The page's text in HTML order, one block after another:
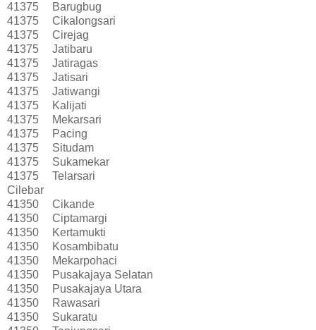
41375
Barugbug
41375
Cikalongsari
41375
Cirejag
41375
Jatibaru
41375
Jatiragas
41375
Jatisari
41375
Jatiwangi
41375
Kalijati
41375
Mekarsari
41375
Pacing
41375
Situdam
41375
Sukamekar
41375
Telarsari
Cilebar
41350
Cikande
41350
Ciptamargi
41350
Kertamukti
41350
Kosambibatu
41350
Mekarpohaci
41350
Pusakajaya Selatan
41350
Pusakajaya Utara
41350
Rawasari
41350
Sukaratu